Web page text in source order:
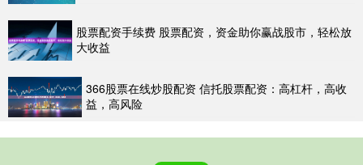
股票配资手续费 股票配资，资金助你赢战股市，轻松放
大收益
366股票在线炒股配资 信托股票配资：高杠杆，高收
益，高风险